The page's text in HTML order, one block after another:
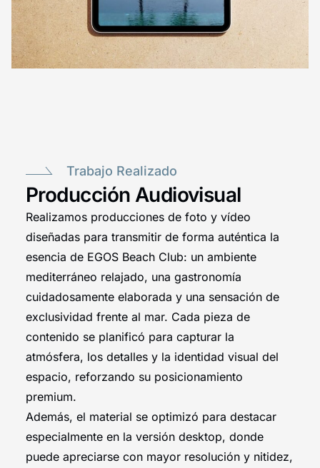
Trabajo Realizado
Producción Audiovisual
Realizamos producciones de foto y vídeo
diseñadas para transmitir de forma auténtica la
esencia de EGOS Beach Club: un ambiente
mediterráneo relajado, una gastronomía
cuidadosamente elaborada y una sensación de
exclusividad frente al mar. Cada pieza de
contenido se planificó para capturar la
atmósfera, los detalles y la identidad visual del
espacio, reforzando su posicionamiento
premium.
Además, el material se optimizó para destacar
especialmente en la versión desktop, donde
puede apreciarse con mayor resolución y nitidez,